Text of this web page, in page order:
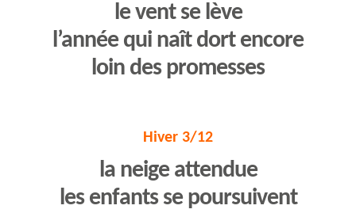
le vent se lève
l’année qui naît dort encore
loin des promesses
Hiver 3/12
la neige attendue
les enfants se poursuivent